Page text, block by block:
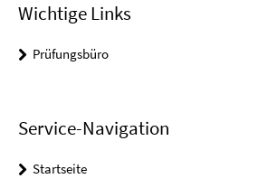
Wichtige Links
Prüfungsbüro
Service-Navigation
Startseite